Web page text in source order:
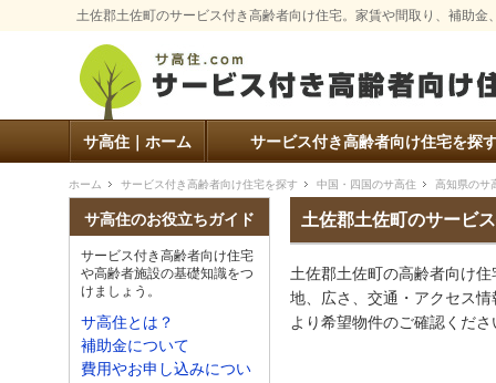
土佐郡土佐町のサービス付き高齢者向け住宅。家賃や間取り、補助
サ高住｜ホーム サービス付き高齢者向け住宅を探
ホーム サービス付き高齢者向け住宅を探す 中国・四国のサ高住 高知県のサ
土佐郡土佐町のサービ
土佐郡土佐町の高齢者向け
地、広さ、交通・アクセス
より希望物件のご確認くださ
サ高住のお役立ちガイド
サービス付き高齢者向け住宅
や高齢者施設の基礎知識をつ
けましょう。
サ高住とは？
補助金について
費用やお申し込みについ